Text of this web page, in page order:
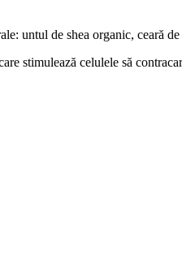
untul de shea organic, ceară
stimulează celulele să